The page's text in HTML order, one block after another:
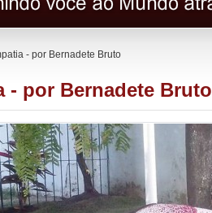
- por Bernadete Bruto
- por Bernadete Bruto